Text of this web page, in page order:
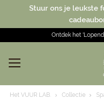
Stuur ons je leukste
Ontdek het
Het VUUR LAB. Collectie